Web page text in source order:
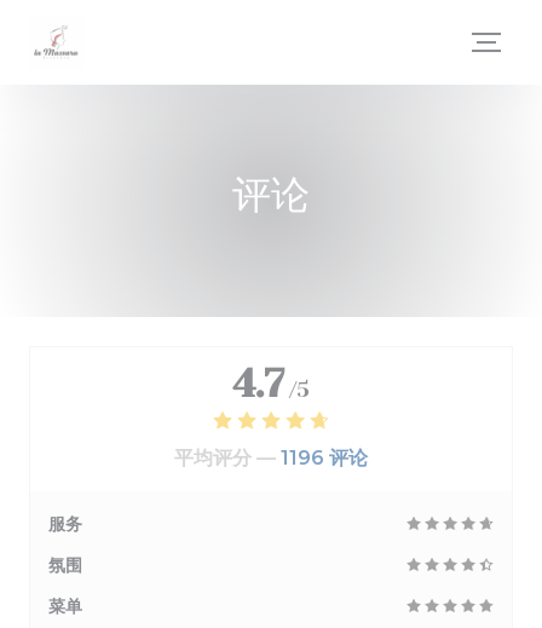
评论
4.7 /5
平均评分 — 1196 评论
服务
氛围
菜单